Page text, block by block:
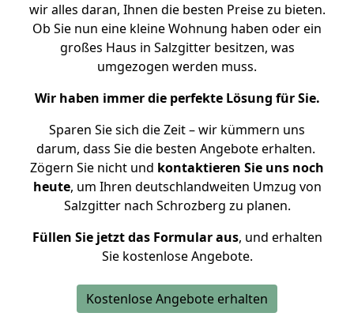
wir alles daran, Ihnen die besten Preise zu bieten.
Ob Sie nun eine kleine Wohnung haben oder ein
großes Haus in Salzgitter besitzen, was
umgezogen werden muss.
Wir haben immer die perfekte Lösung für Sie.
Sparen Sie sich die Zeit – wir kümmern uns
darum, dass Sie die besten Angebote erhalten.
Zögern Sie nicht und kontaktieren Sie uns noch
heute, um Ihren deutschlandweiten Umzug von
Salzgitter nach Schrozberg zu planen.
Füllen Sie jetzt das Formular aus, und erhalten
Sie kostenlose Angebote.
Kostenlose Angebote erhalten